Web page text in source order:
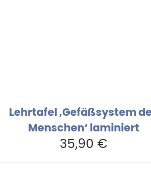
Lehrtafel ‚Gefäßsystem
Menschen‘ laminiert
35,90€